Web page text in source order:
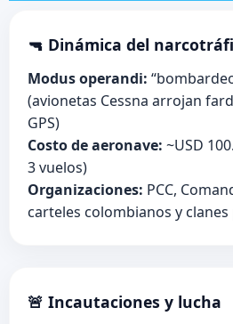
🔫 Dinámica del
Modus operandi:
(avionetas Cessna arrojan
GPS)
Costo de aeronave: ~USD
3 vuelos)
Organizaciones: PCC,
carteles colombianos y
🚨 Incautaciones y lucha